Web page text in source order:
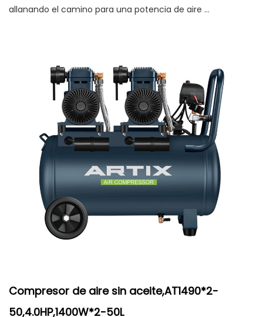
allanando el camino para una potencia de aire ...
Compresor de aire sin aceite,AT1490*2-
50,4.0HP,1400W*2-50L